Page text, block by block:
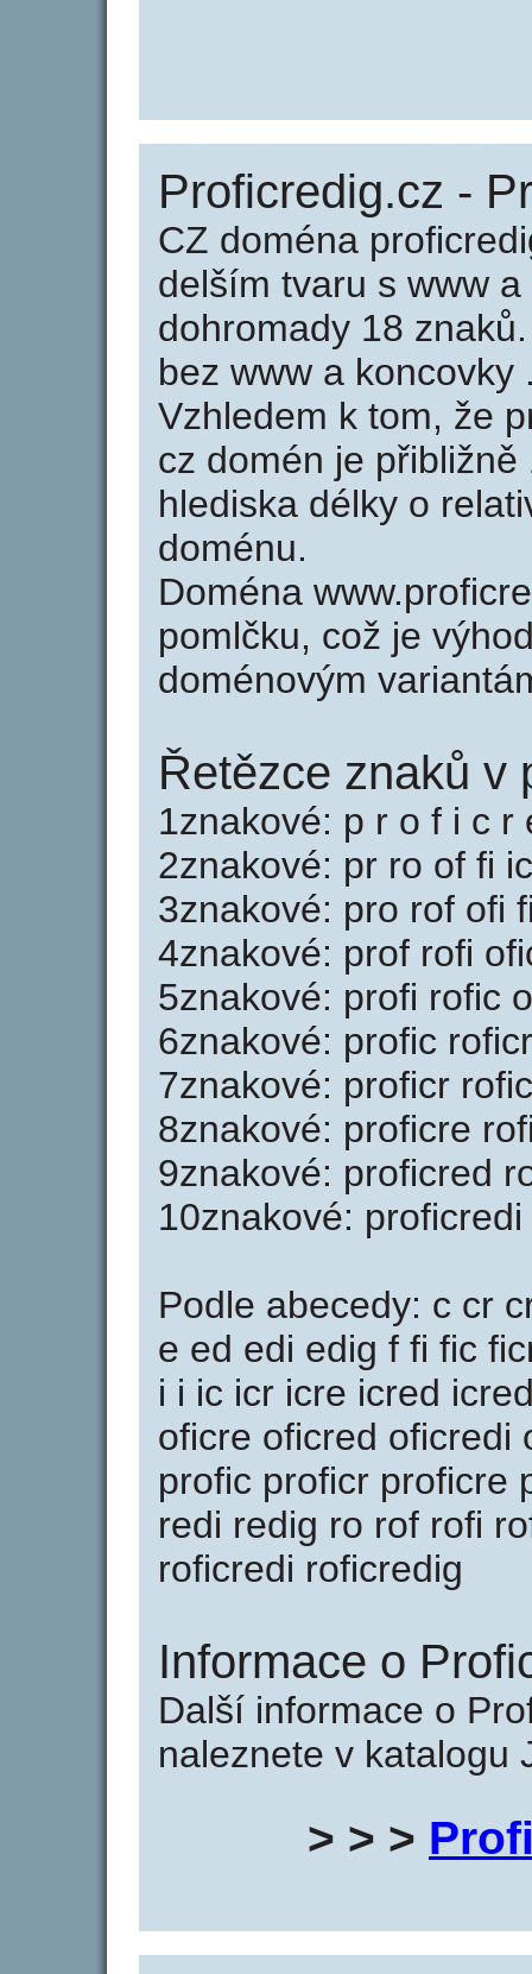
Proficredig.cz -
CZ doména
delším tvaru s www
dohromady 18
bez www a koncovky
Vzhledem k tom, že
cz domén je
hlediska délky o
doménu.
Doména
pomlčku, což je
doménovým
Řetězce znaků v
1znakové: p r o f i c r
2znakové: pr ro of fi
3znakové: pro rof ofi
4znakové: prof rofi
5znakové: profi rofic
6znakové: profic
7znakové: proficr
8znakové: proficre
9znakové: proficred
10znakové:
Podle abecedy: c cr
e ed edi edig f fi fic
i i ic icr icre icred
oficre oficred oficredi
profic proficr proficre
redi redig ro rof rofi
roficredi roficredig
Informace o
Další informace o
naleznete v katalogu
> > >